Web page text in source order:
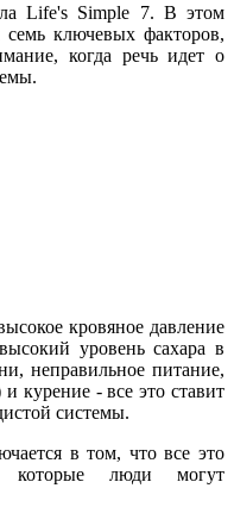
Life's Simple 7. В этом
семь ключевых факторов,
когда речь идет о
кровяное давление
уровень сахара в
неправильное питание,
курение - все это ставит
системы.
в том, что все это
которые люди могут